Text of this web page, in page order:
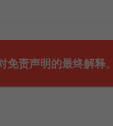
免责声明的最终解释